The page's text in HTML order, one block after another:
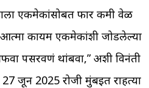
एकमेकांसोबत फार कमी वेळ
कायम एकमेकांशी जोडलेल्या
पसरवणं थांबवा,” अशी विनंती
जून 2025 रोजी मुंबईत राहत्या